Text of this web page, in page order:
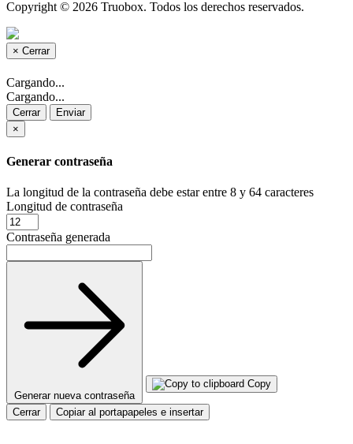
Copyright © 2026 Truobox. Todos los derechos reservados.
× Cerrar
Cargando...
Cargando...
Cerrar
Enviar
×
Generar contraseña
La longitud de la contraseña debe estar entre 8 y 64 caracteres
Longitud de contraseña
Contraseña generada
Generar nueva contraseña
Copy
Cerrar Copiar al portapapeles e insertar